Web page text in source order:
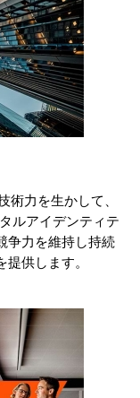
力を生かして、
ルアイデンティテ
争力を維持し持続
供します。